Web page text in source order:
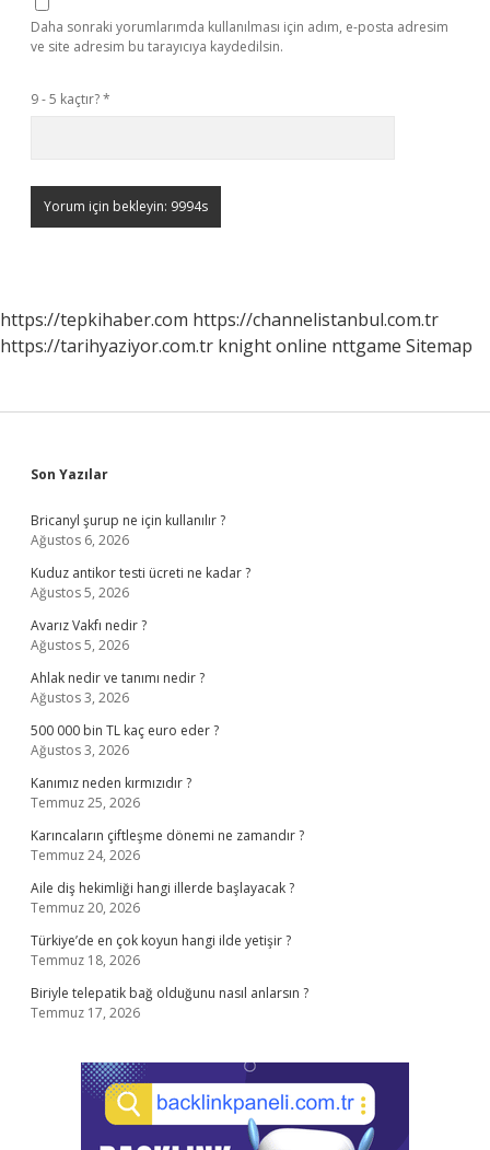
Daha sonraki yorumlarımda kullanılması için adım, e-posta adresim
ve site adresim bu tarayıcıya kaydedilsin.
9 - 5 kaçtır?*
https://tepkihaber.com https://channelistanbul.com.tr
https://tarihyaziyor.com.tr knight online nttgame Sitemap
Sidebar
Son Yazılar
Bricanyl şurup ne için kullanılır ?
Ağustos 6, 2026
Kuduz antikor testi ücreti ne kadar ?
Ağustos 5, 2026
Avarız Vakfı nedir ?
Ağustos 5, 2026
Ahlak nedir ve tanımı nedir ?
Ağustos 3, 2026
500 000 bin TL kaç euro eder ?
Ağustos 3, 2026
Kanımız neden kırmızıdır ?
Temmuz 25, 2026
Karıncaların çiftleşme dönemi ne zamandır ?
Temmuz 24, 2026
Aile diş hekimliği hangi illerde başlayacak ?
Temmuz 20, 2026
Türkiye’de en çok koyun hangi ilde yetişir ?
Temmuz 18, 2026
Biriyle telepatik bağ olduğunu nasıl anlarsın ?
Temmuz 17, 2026